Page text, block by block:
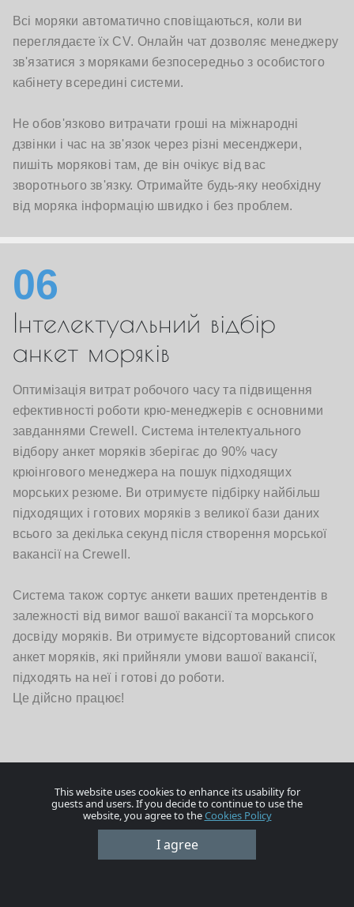
Всі моряки автоматично сповіщаються, коли ви
переглядаєте їх CV. Онлайн чат дозволяє менеджеру
зв'язатися з моряками безпосередньо з особистого
кабінету всередині системи.
Не обов'язково витрачати гроші на міжнародні
дзвінки і час на зв'язок через різні месенджери,
пишіть морякові там, де він очікує від вас
зворотнього зв'язку. Отримайте будь-яку необхідну
від моряка інформацію швидко і без проблем.
06
Інтелектуальний відбір
анкет моряків
Оптимізація витрат робочого часу та підвищення
ефективності роботи крю-менеджерів є основними
завданнями Crewell. Система інтелектуального
відбору анкет моряків зберігає до 90% часу
крюінгового менеджера на пошук підходящих
морських резюме. Ви отримуєте підбірку найбільш
підходящих і готових моряків з великої бази даних
всього за декілька секунд після створення морської
вакансії на Crewell.
Система також сортує анкети ваших претендентів в
залежності від вимог вашої вакансії та морського
досвіду моряків. Ви отримуєте відсортований список
анкет моряків, які прийняли умови вашої вакансії,
підходять на неї і готові до роботи.
Це дійсно працює!
This website uses cookies to enhance its usability for
guests and users. If you decide to continue to use the
website, you agree to theCookies Policy
I agree